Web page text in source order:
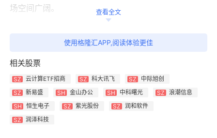
场空间广阔。
资料显示，云计算ETF（159890）跟踪中证云计算与
大数据主题指数，该指数主要覆盖50只业务涉及提供
云计算服务、大数据服务以及上述服务相关硬件设备的
上市公司，前十大权重股集合科大讯飞、金山办公、新
查看全文
使用格隆汇APP,阅读体验更佳
相关股票
SZ 云计算ETF招商 SZ 科大讯飞 SZ
中际旭创
SZ
新易盛 SH 金山办公 SH 中科曙光 SZ
浪潮信息
SH
恒生电子 SZ 紫光股份 SZ
润和软件
SZ
润泽科技